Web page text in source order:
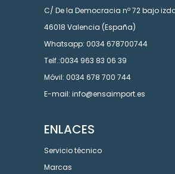
C/ De la Democracia nº 72 bajo
46018 Valencia (España)
Whatsapp: 0034 678700744
Telf.:0034 963 83 06 39
Móvil: 0034 678 700 744
E-mail: info@ensaimport.es
ENLACES
Servicio técnico
Marcas